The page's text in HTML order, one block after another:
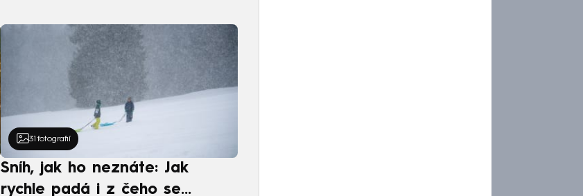
31 fotografií
Sníh, jak ho neznáte: Jak
rychle padá i z čeho se